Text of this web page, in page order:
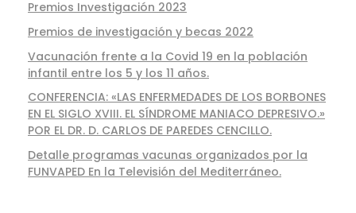
Premios Investigación 2023
Premios de investigación y becas 2022
Vacunación frente a la Covid 19 en la población
infantil entre los 5 y los 11 años.
CONFERENCIA: «LAS ENFERMEDADES DE LOS BORBONES
EN EL SIGLO XVIII. EL SÍNDROME MANIACO DEPRESIVO.»
POR EL DR. D. CARLOS DE PAREDES CENCILLO.
Detalle programas vacunas organizados por la
FUNVAPED En la Televisión del Mediterráneo.